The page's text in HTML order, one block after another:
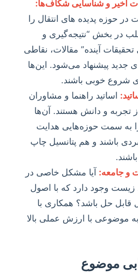
در حوزه پدیده های انتقال را
در بخش “نتیجه‌گیری و
تحقیقات آینده” مقالات، نقاطی
جدید پیشنهاد می‌شود. این‌ها
شروع خوبی باشند.
اساتید راهنما و مشاوران
تجربه و دانش هستند. آن‌ها
به سمت حوزه‌هایی هدایت
باشند و هم پتانسیل چاپ
آیا مشکل خاصی در
وجود دارد که با اصول
قابل حل باشد؟ همکاری با
به موضوعی با ارزش عملی بالا
موضوع